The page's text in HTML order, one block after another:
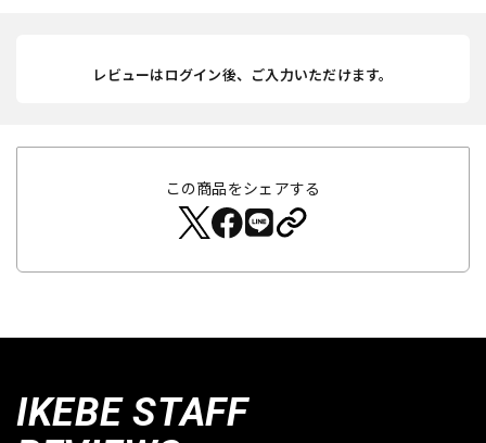
レビューはログイン後、ご入力いただけます。
この商品をシェアする
IKEBE STAFF